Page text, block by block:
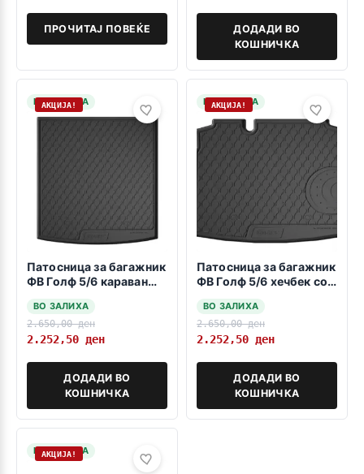
ПРОЧИТАЈ ПОВЕЌЕ
ДОДАДИ ВО
КОШНИЧКА
НА ЗАЛИХА
АКЦИЈА!
Патосница за багажник
ФВ Голф 5/6 караван
ВО ЗАЛИХА
2.650,00ден
2.252,50 ден
ДОДАДИ ВО
КОШНИЧКА
НА ЗАЛИХА
АКЦИЈА!
Патосница за багажник
ФВ Голф 5/6 хечбек со
2012
ВО ЗАЛИХА
2.650,00ден
2.252,50 ден
ДОДАДИ ВО
КОШНИЧКА
НА ЗАЛИХА
АКЦИЈА!